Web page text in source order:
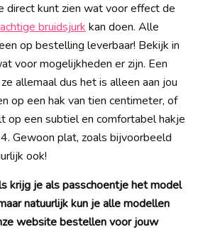
direct kunt zien wat voor effect de
bruidsjurk kan doen. Alle
op bestelling leverbaar! Bekijk in
voor mogelijkheden er zijn. Een
allemaal dus het is alleen aan jou
op een hak van tien centimeter, of
op een subtiel en comfortabel hakje
Gewoon plat, zoals bijvoorbeeld
ook!
krijg je als passchoentje het model
natuurlijk kun je alle modellen
website bestellen voor jouw